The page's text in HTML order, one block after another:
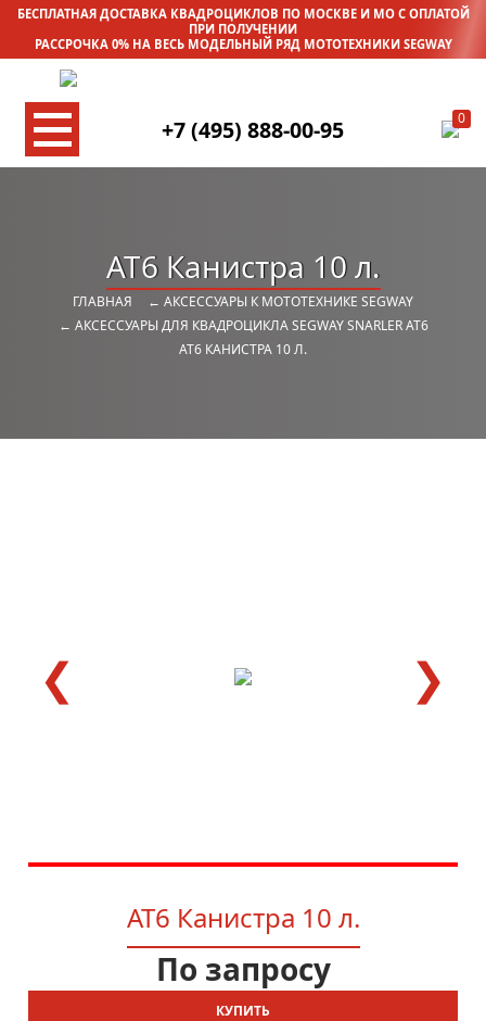
БЕСПЛАТНАЯ ДОСТАВКА КВАДРОЦИКЛОВ ПО МОСКВЕ И МО С ОПЛАТОЙ
ПРИ ПОЛУЧЕНИИ
РАССРОЧКА 0% НА ВЕСЬ МОДЕЛЬНЫЙ РЯД МОТОТЕХНИКИ SEGWAY
+7 (495) 888-00-95 0
AT6 Канистра 10 л.
ГЛАВНАЯ
← АКСЕССУАРЫ К МОТОТЕХНИКЕ SEGWAY
← АКСЕССУАРЫ ДЛЯ КВАДРОЦИКЛА SEGWAY SNARLER AT6
AT6 КАНИСТРА 10 Л.
❮ ❯
AT6 Канистра 10 л.
По запросу
КУПИТЬ